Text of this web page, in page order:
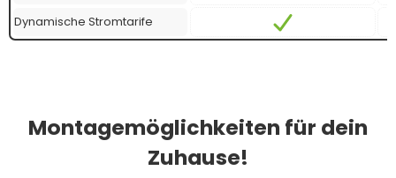
Dynamische Stromtarife
Montagemöglichkeiten für dein
Zuhause!